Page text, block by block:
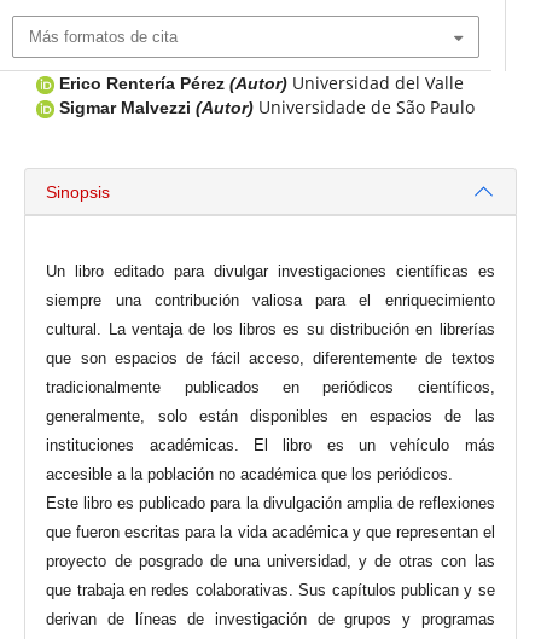
Más formatos de cita
Erico Rentería Pérez (Autor) Universidad del Valle
Sigmar Malvezzi (Autor) Universidade de São Paulo
Sinopsis
Un libro editado para divulgar investigaciones científicas es
siempre una contribución valiosa para el enriquecimiento
cultural. La ventaja de los libros es su distribución en librerías
que son espacios de fácil acceso, diferentemente de textos
tradicionalmente publicados en periódicos científicos,
generalmente, solo están disponibles en espacios de las
instituciones académicas. El libro es un vehículo más
accesible a la población no académica que los periódicos.
Este libro es publicado para la divulgación amplia de reflexiones
que fueron escritas para la vida académica y que representan el
proyecto de posgrado de una universidad, y de otras con las
que trabaja en redes colaborativas. Sus capítulos publican y se
derivan de líneas de investigación de grupos y programas